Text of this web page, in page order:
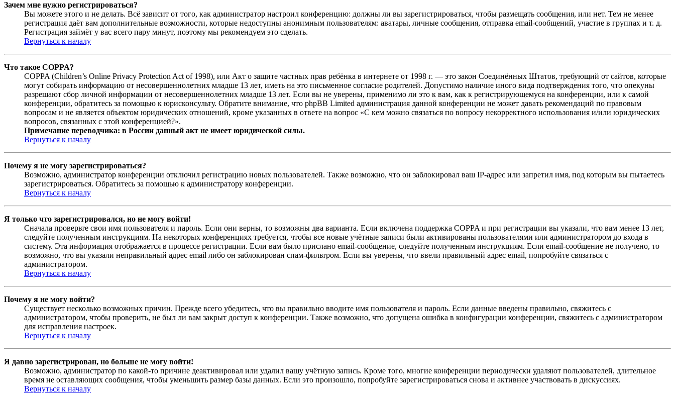
Зачем мне нужно регистрироваться?
Вы можете этого и не делать. Всё зависит от того, как администратор настроил конференцию: должны ли вы зарегистрироваться, чтобы размещать сообщения, или нет. Тем не менее
регистрация даёт вам дополнительные возможности, которые недоступны анонимным пользователям: аватары, личные сообщения, отправка email-сообщений, участие в группах и т. д.
Регистрация займёт у вас всего пару минут, поэтому мы рекомендуем это сделать.
Вернуться к началу
Что такое COPPA?
COPPA (Children’s Online Privacy Protection Act of 1998), или Акт о защите частных прав ребёнка в интернете от 1998 г. — это закон Соединённых Штатов, требующий от сайтов, которые
могут собирать информацию от несовершеннолетних младше 13 лет, иметь на это письменное согласие родителей. Допустимо наличие иного вида подтверждения того, что опекуны
разрешают сбор личной информации от несовершеннолетних младше 13 лет. Если вы не уверены, применимо ли это к вам, как к регистрирующемуся на конференции, или к самой
конференции, обратитесь за помощью к юрисконсульту. Обратите внимание, что phpBB Limited администрация данной конференции не может давать рекомендаций по правовым
вопросам и не является объектом юридических отношений, кроме указанных в ответе на вопрос «С кем можно связаться по вопросу некорректного использования и/или юридических
вопросов, связанных с этой конференцией?».
Примечание переводчика: в России данный акт не имеет юридической силы.
Вернуться к началу
Почему я не могу зарегистрироваться?
Возможно, администратор конференции отключил регистрацию новых пользователей. Также возможно, что он заблокировал ваш IP-адрес или запретил имя, под которым вы пытаетесь
зарегистрироваться. Обратитесь за помощью к администратору конференции.
Вернуться к началу
Я только что зарегистрировался, но не могу войти!
Сначала проверьте свои имя пользователя и пароль. Если они верны, то возможны два варианта. Если включена поддержка COPPA и при регистрации вы указали, что вам менее 13 лет,
следуйте полученным инструкциям. На некоторых конференциях требуется, чтобы все новые учётные записи были активированы пользователями или администратором до входа в
систему. Эта информация отображается в процессе регистрации. Если вам было прислано email-сообщение, следуйте полученным инструкциям. Если email-сообщение не получено, то
возможно, что вы указали неправильный адрес email либо он заблокирован спам-фильтром. Если вы уверены, что ввели правильный адрес email, попробуйте связаться с
администратором.
Вернуться к началу
Почему я не могу войти?
Существует несколько возможных причин. Прежде всего убедитесь, что вы правильно вводите имя пользователя и пароль. Если данные введены правильно, свяжитесь с
администратором, чтобы проверить, не был ли вам закрыт доступ к конференции. Также возможно, что допущена ошибка в конфигурации конференции, свяжитесь с администратором
для исправления настроек.
Вернуться к началу
Я давно зарегистрирован, но больше не могу войти!
Возможно, администратор по какой-то причине деактивировал или удалил вашу учётную запись. Кроме того, многие конференции периодически удаляют пользователей, длительное
время не оставляющих сообщения, чтобы уменьшить размер базы данных. Если это произошло, попробуйте зарегистрироваться снова и активнее участвовать в дискуссиях.
Вернуться к началу